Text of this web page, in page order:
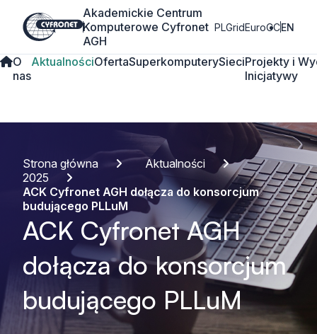
Akademickie Centrum
Komputerowe Cyfronet
AGH
PLGridEuroCCEN
O
nas
AktualnościOfertaSuperkomputerySieciProjekty i
Inicjatywy
Strona główna
Aktualności
2025
ACK Cyfronet AGH dołącza do konsorcjum
budującego PLLuM
ACK Cyfronet AGH
dołącza do konsorcjum
budującego PLLuM